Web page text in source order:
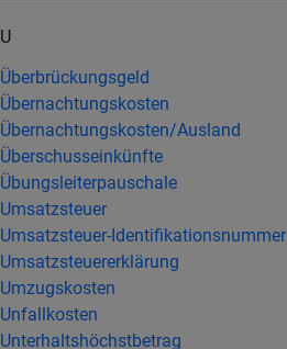
U
Überbrückungsgeld
Übernachtungskosten
Übernachtungskosten/Ausland
Überschusseinkünfte
Übungsleiterpauschale
Umsatzsteuer
Umsatzsteuer-Identifikationsnummer
Umsatzsteuererklärung
Umzugskosten
Unfallkosten
Unterhaltshöchstbetrag